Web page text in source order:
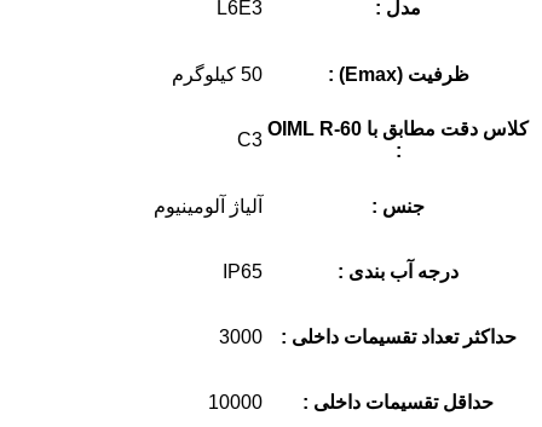
مدل : L6E3
ظرفیت (Emax) : 50 کیلوگرم
کلاس دقت مطابق با OIML R-60
:
C3
جنس : آلیاژ آلومینیوم
درجه آب بندی : IP65
حداکثر تعداد تقسیمات داخلی : 3000
حداقل تقسیمات داخلی : 10000